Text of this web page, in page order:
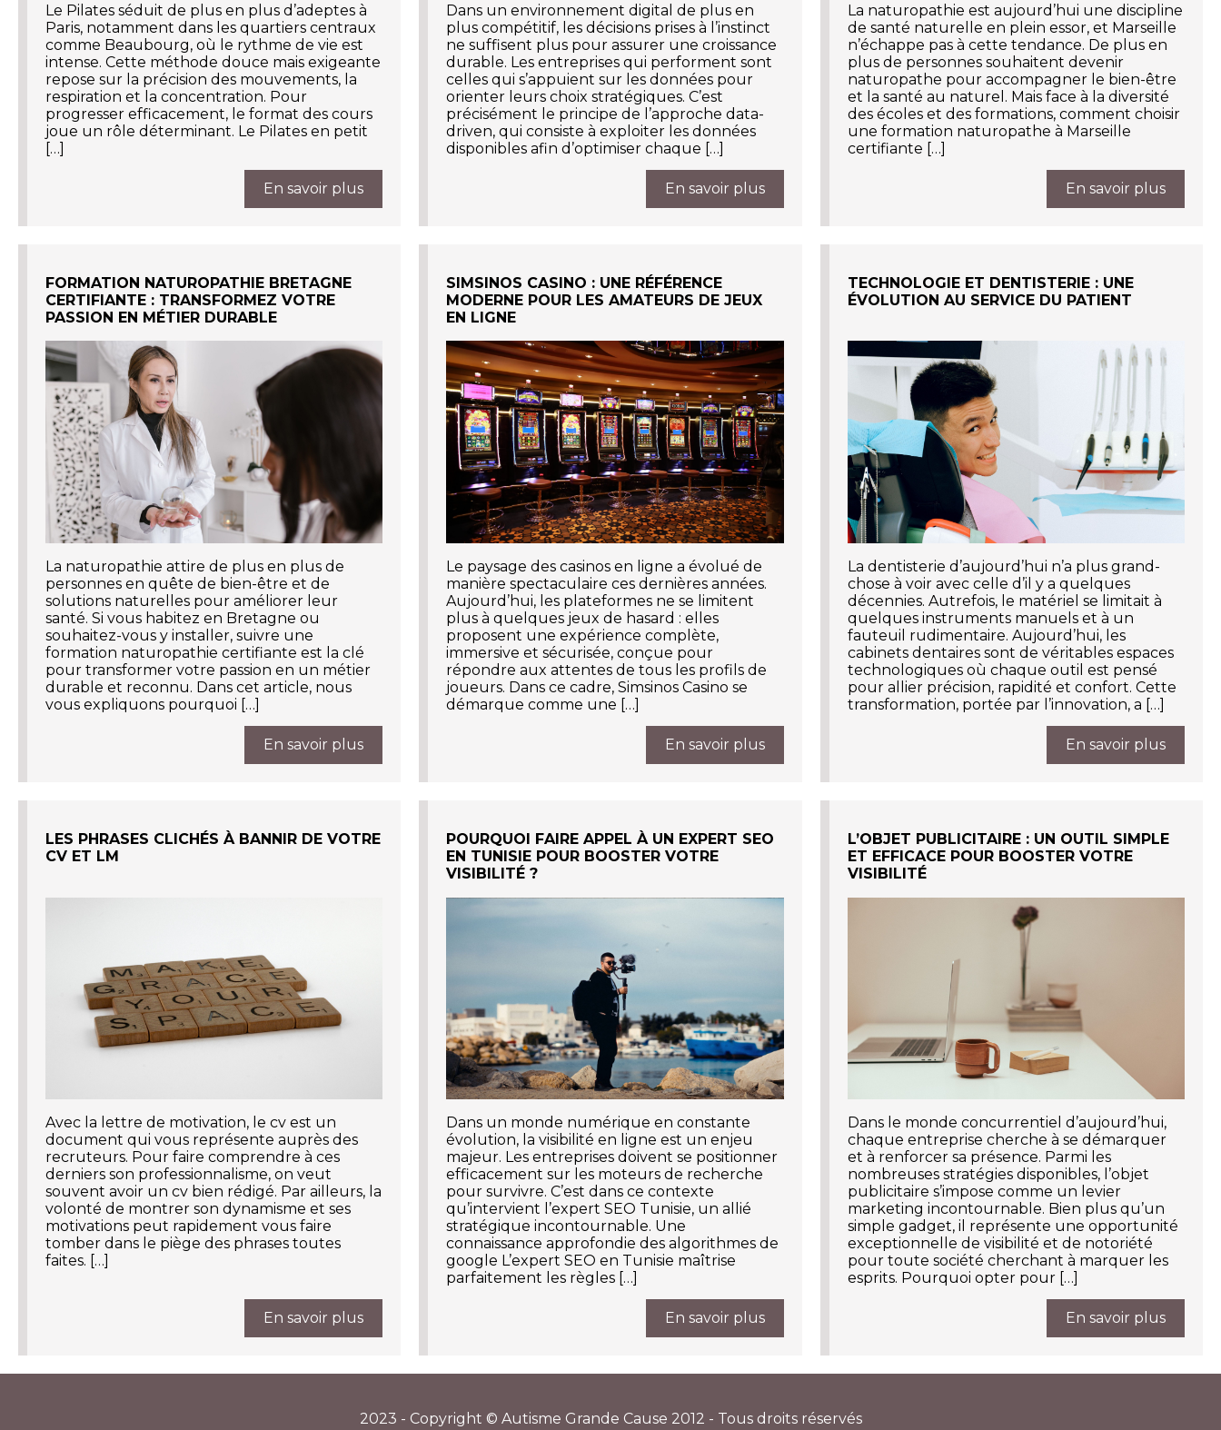
Le Pilates séduit de plus en plus d’adeptes à
Paris, notamment dans les quartiers centraux
comme Beaubourg, où le rythme de vie est
intense. Cette méthode douce mais exigeante
repose sur la précision des mouvements, la
respiration et la concentration. Pour
progresser efficacement, le format des cours
joue un rôle déterminant. Le Pilates en petit
[…]
En savoir plus
Dans un environnement digital de plus en
plus compétitif, les décisions prises à l’instinct
ne suffisent plus pour assurer une croissance
durable. Les entreprises qui performent sont
celles qui s’appuient sur les données pour
orienter leurs choix stratégiques. C’est
précisément le principe de l’approche data-
driven, qui consiste à exploiter les données
disponibles afin d’optimiser chaque […]
En savoir plus
La naturopathie est aujourd’hui une discipline
de santé naturelle en plein essor, et Marseille
n’échappe pas à cette tendance. De plus en
plus de personnes souhaitent devenir
naturopathe pour accompagner le bien-être
et la santé au naturel. Mais face à la diversité
des écoles et des formations, comment choisir
une formation naturopathe à Marseille
certifiante […]
En savoir plus
FORMATION NATUROPATHIE BRETAGNE
CERTIFIANTE : TRANSFORMEZ VOTRE
PASSION EN MÉTIER DURABLE
La naturopathie attire de plus en plus de
personnes en quête de bien-être et de
solutions naturelles pour améliorer leur
santé. Si vous habitez en Bretagne ou
souhaitez-vous y installer, suivre une
formation naturopathie certifiante est la clé
pour transformer votre passion en un métier
durable et reconnu. Dans cet article, nous
vous expliquons pourquoi […]
En savoir plus
SIMSINOS CASINO : UNE RÉFÉRENCE
MODERNE POUR LES AMATEURS DE JEUX
EN LIGNE
Le paysage des casinos en ligne a évolué de
manière spectaculaire ces dernières années.
Aujourd’hui, les plateformes ne se limitent
plus à quelques jeux de hasard : elles
proposent une expérience complète,
immersive et sécurisée, conçue pour
répondre aux attentes de tous les profils de
joueurs. Dans ce cadre, Simsinos Casino se
démarque comme une […]
En savoir plus
TECHNOLOGIE ET DENTISTERIE : UNE
ÉVOLUTION AU SERVICE DU PATIENT
La dentisterie d’aujourd’hui n’a plus grand-
chose à voir avec celle d’il y a quelques
décennies. Autrefois, le matériel se limitait à
quelques instruments manuels et à un
fauteuil rudimentaire. Aujourd’hui, les
cabinets dentaires sont de véritables espaces
technologiques où chaque outil est pensé
pour allier précision, rapidité et confort. Cette
transformation, portée par l’innovation, a […]
En savoir plus
LES PHRASES CLICHÉS À BANNIR DE VOTRE
CV ET LM
Avec la lettre de motivation, le cv est un
document qui vous représente auprès des
recruteurs. Pour faire comprendre à ces
derniers son professionnalisme, on veut
souvent avoir un cv bien rédigé. Par ailleurs, la
volonté de montrer son dynamisme et ses
motivations peut rapidement vous faire
tomber dans le piège des phrases toutes
faites. […]
En savoir plus
POURQUOI FAIRE APPEL À UN EXPERT SEO
EN TUNISIE POUR BOOSTER VOTRE
VISIBILITÉ ?
Dans un monde numérique en constante
évolution, la visibilité en ligne est un enjeu
majeur. Les entreprises doivent se positionner
efficacement sur les moteurs de recherche
pour survivre. C’est dans ce contexte
qu’intervient l’expert SEO Tunisie, un allié
stratégique incontournable. Une
connaissance approfondie des algorithmes de
google L’expert SEO en Tunisie maîtrise
parfaitement les règles […]
En savoir plus
L’OBJET PUBLICITAIRE : UN OUTIL SIMPLE
ET EFFICACE POUR BOOSTER VOTRE
VISIBILITÉ
Dans le monde concurrentiel d’aujourd’hui,
chaque entreprise cherche à se démarquer
et à renforcer sa présence. Parmi les
nombreuses stratégies disponibles, l’objet
publicitaire s’impose comme un levier
marketing incontournable. Bien plus qu’un
simple gadget, il représente une opportunité
exceptionnelle de visibilité et de notoriété
pour toute société cherchant à marquer les
esprits. Pourquoi opter pour […]
En savoir plus
2023 - Copyright © Autisme Grande Cause 2012 - Tous droits réservés